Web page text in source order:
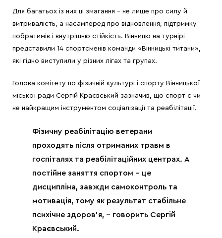
Для багатьох із них ці змагання – не лише про силу й
витривалість, а насамперед про відновлення, підтримку
побратимів і внутрішню стійкість. Вінницю на турнірі
представили 14 спортсменів команди «Вінницькі титани»,
які гідно виступили у різних лігах та групах.
Голова комітету по фізичній культурі і спорту Вінницької
міської ради Сергій Краєвський зазначив, що спорт є чи
не найкращим інструментом соціалізації та реабілітації.
Фізичну реабілітацію ветерани
проходять після отриманих травм в
госпіталях та реабілітаційних центрах. А
постійне заняття спортом – це
дисципліна, завжди самоконтроль та
мотивація, тому як результат стабільне
психічне здоров’я, – говорить Сергій
Краєвський.